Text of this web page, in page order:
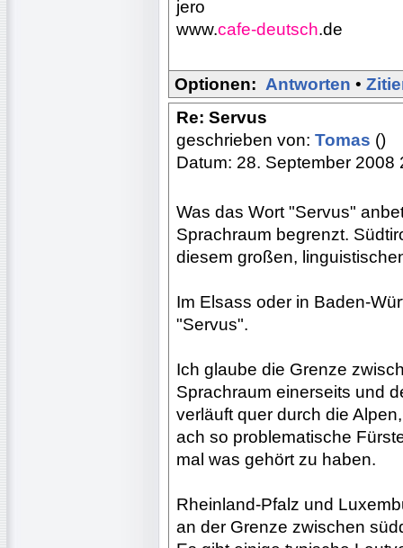
jero
www.cafe-deutsch.de
Optionen: Antworten •
Re: Servus
geschrieben von: Tomas ()
Datum: 28. September 2008
Was das Wort "Servus"
Sprachraum begrenzt.
diesem großen,
Im Elsass oder in Baden-
"Servus".
Ich glaube die Grenze
Sprachraum einerseits und
verläuft quer durch die
ach so problematische
mal was gehört zu haben.
Rheinland-Pfalz und
an der Grenze zwischen